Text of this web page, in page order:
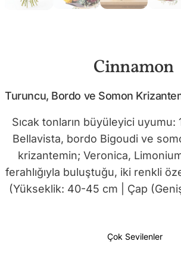
Cinnamon
Turuncu, Bordo ve Somon
Sıcak tonların büyüleyici uyumu:
Bellavista, bordo Bigoudi ve
krizantemin; Veronica,
ferahlığıyla buluştuğu, iki renkli
(Yükseklik: 40-45 cm | Çap
Çok Sevilenler